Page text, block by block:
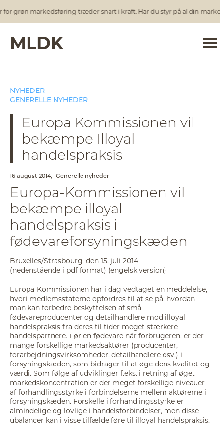
grøn markedsføring træder snart i kraft. Har du styr på al din
MLDK
NYHEDER
GENERELLE NYHEDER
Europa Kommissionen vil
bekæmpe Illoyal
handelspraksis
16 august 2014, Generelle nyheder
Europa-Kommissionen vil
bekæmpe illoyal
handelspraksis i
fødevareforsyningskæden
Bruxelles/Strasbourg, den 15. juli 2014
(nedenstående i pdf format) (engelsk version)
Europa-Kommissionen har i dag vedtaget en meddelelse,
hvori medlemsstaterne opfordres til at se på, hvordan
man kan forbedre beskyttelsen af små
fødevareproducenter og detailhandlere mod illoyal
handelspraksis fra deres til tider meget stærkere
handelspartnere. Før en fødevare når forbrugeren, er der
mange forskellige markedsaktører (producenter,
forarbejdningsvirksomheder, detailhandlere osv.) i
forsyningskæden, som bidrager til at øge dens kvalitet og
værdi. Som følge af udviklinger f.eks. i retning af øget
markedskoncentration er der meget forskellige niveauer
af forhandlingsstyrke i forbindelserne mellem aktørerne i
forsyningskæden. Forskelle i forhandlingsstyrke er
almindelige og lovlige i handelsforbindelser, men disse
ubalancer kan i visse tilfælde føre til illoyal handelspraksis.